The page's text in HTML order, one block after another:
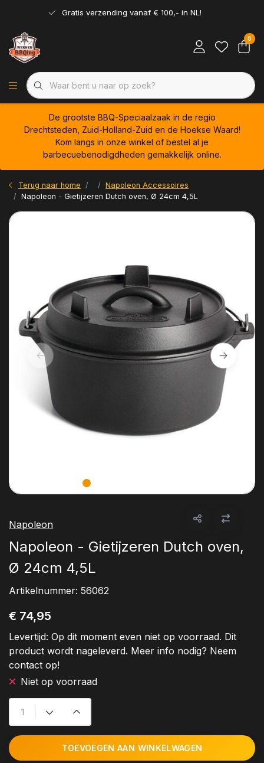
Gratis verzending vanaf € 100,- in NL!
0
De grootste BBQ-Speciaalzaak in de regio
Drechtsteden, Zuid-Holland-Zuid en de Hoekse Waard!
Kom langs in onze winkel of bestel al je
barbecuebenodigdheden gemakkelijk online.
Terug naar home
Napoleon Accessoires
Napoleon - Gietijzeren Dutch oven, Ø 24cm 4,5L
Napoleon
Napoleon - Gietijzeren Dutch oven,
Ø 24cm 4,5L
Artikelnummer: 56062
€ 74,95
Levertijd: Op dit moment even niet op voorraad. Dit
product wordt nageleverd. Meer info nodig? Neem
contact op!
Niet op voorraad
TOEVOEGEN AAN WINKELWAGEN